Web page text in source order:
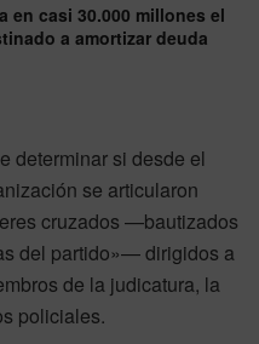
en casi 30.000 millones el
a amortizar deuda
determinar si desde el
se articularon
cruzados —bautizados
del partido»— dirigidos a
de la judicatura, la
policiales.